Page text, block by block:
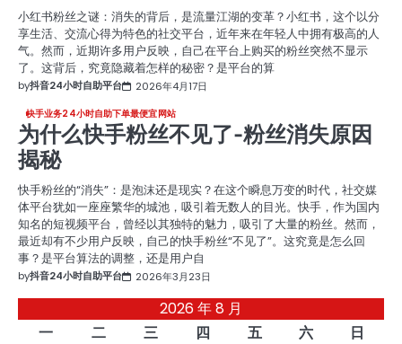
小红书粉丝之谜：消失的背后，是流量江湖的变革？小红书，这个以分
享生活、交流心得为特色的社交平台，近年来在年轻人中拥有极高的人
气。然而，近期许多用户反映，自己在平台上购买的粉丝突然不显示
了。这背后，究竟隐藏着怎样的秘密？是平台的算
by抖音24小时自助平台 2026年4月17日
快手业务24小时自助下单最便宜网站
为什么快手粉丝不见了-粉丝消失原因
揭秘
快手粉丝的“消失”：是泡沫还是现实？在这个瞬息万变的时代，社交媒
体平台犹如一座座繁华的城池，吸引着无数人的目光。快手，作为国内
知名的短视频平台，曾经以其独特的魅力，吸引了大量的粉丝。然而，
最近却有不少用户反映，自己的快手粉丝“不见了”。这究竟是怎么回
事？是平台算法的调整，还是用户自
by抖音24小时自助平台 2026年3月23日
2026 年 8 月
一
二 三 四 五 六
日